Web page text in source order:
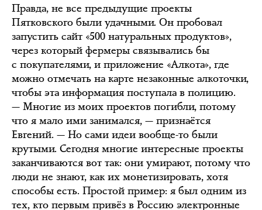
Правда, не все предыдущие проекты
Пятковского были удачными. Он пробовал
запустить сайт «500 натуральных продуктов»,
через который фермеры связывались бы
с покупателями, и приложение «Алкота», где
можно отмечать на карте незаконные алкоточки,
чтобы эта информация поступала в полицию.
— Многие из моих проектов погибли, потому
что я мало ими занимался, — признаётся
Евгений. — Но сами идеи вообще-то были
крутыми. Сегодня многие интересные проекты
заканчиваются вот так: они умирают, потому что
люди не знают, как их монетизировать, хотя
способы есть. Простой пример: я был одним из
тех, кто первым привёз в Россию электронные